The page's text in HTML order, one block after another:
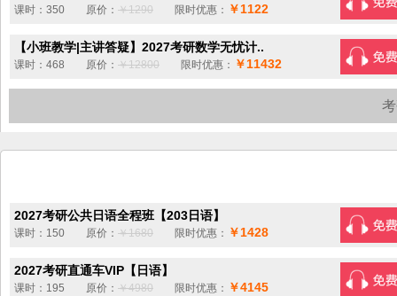
课时：350 原价： ￥1290 限时优惠： ￥1122
【小班教学|主讲答疑】2027考研数学无忧计..
课时：468 原价： ￥12800 限时优惠： ￥11432
2027考研公共日语全程班【203日语】
课时：150 原价： ￥1680 限时优惠： ￥1428
2027考研直通车VIP【日语】
课时：195 原价： ￥4980 限时优惠： ￥4145